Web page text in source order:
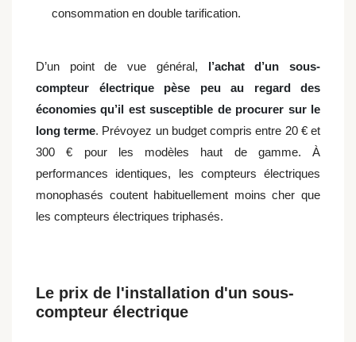
consommation en double tarification.
D’un point de vue général, l’achat d’un sous-
compteur électrique pèse peu au regard des
économies qu’il est susceptible de procurer sur le
long terme. Prévoyez un budget compris entre 20 € et
300 € pour les modèles haut de gamme. À
performances identiques, les compteurs électriques
monophasés coutent habituellement moins cher que
les compteurs électriques triphasés.
Le prix de l'installation d'un sous-
compteur électrique